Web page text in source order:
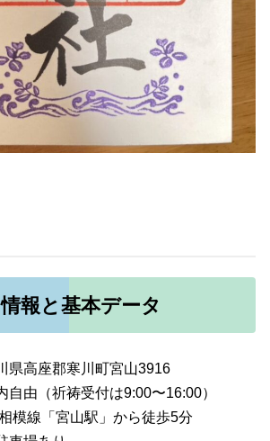
報と基本データ
県高座郡寒川町宮山3916
自由（祈祷受付は9:00〜16:00）
相模線「宮山駅」から徒歩5分